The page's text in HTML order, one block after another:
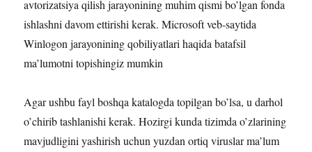
avtorizatsiya qilish jarayonining muhim qismi bo’lgan fonda
ishlashni davom ettirishi kerak. Microsoft veb-saytida
Winlogon jarayonining qobiliyatlari haqida batafsil
ma’lumotni topishingiz mumkin
Agar ushbu fayl boshqa katalogda topilgan bo’lsa, u darhol
o’chirib tashlanishi kerak. Hozirgi kunda tizimda o’zlarining
mavjudligini yashirish uchun yuzdan ortiq viruslar ma’lum